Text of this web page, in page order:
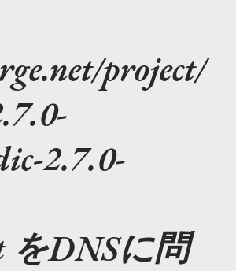
project/
2.7.0-
をDNSに問